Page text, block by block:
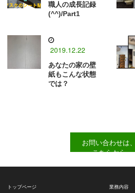
職人の成長記録
(^^)/Part1
2019.12.22
あなたの家の壁
紙もこんな状態
では？
お問い合わせは、
こちらから
トップページ 業務内容